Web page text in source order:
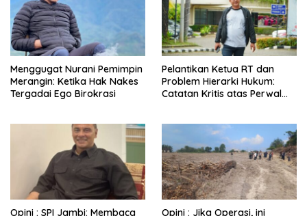
Menggugat Nurani Pemimpin
Merangin: Ketika Hak Nakes
Tergadai Ego Birokrasi
Pelantikan Ketua RT dan
Problem Hierarki Hukum:
Catatan Kritis atas Perwal
Opini : SPI Jambi: Membaca Opini : Jika Operasi, ini